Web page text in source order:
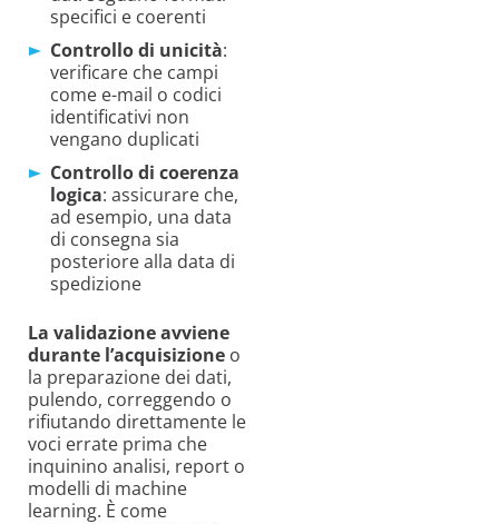
specifici e coerenti
Controllo di unicità:
verificare che campi
come e-mail o codici
identificativi non
vengano duplicati
Controllo di coerenza
logica: assicurare che,
ad esempio, una data
di consegna sia
posteriore alla data di
spedizione
La validazione avviene
durante l’acquisizione o
la preparazione dei dati,
pulendo, correggendo o
rifiutando direttamente le
voci errate prima che
inquinino analisi, report o
modelli di machine
learning. È come